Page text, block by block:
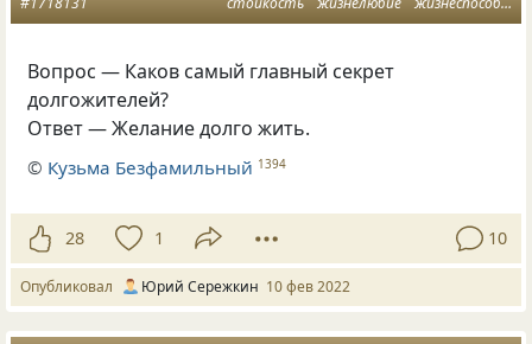
Вопрос — Каков самый главный секрет
долгожителей?
Ответ — Желание долго жить.
© Кузьма Безфамильный 1394
28 1 10
Опубликовал Юрий Сережкин 10 фев 2022